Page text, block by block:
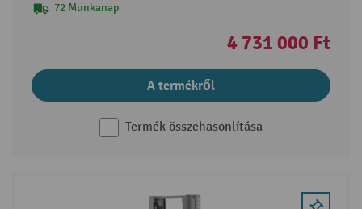
72 Munkanap
4 731 000 Ft
A termékről
Termék összehasonlítása